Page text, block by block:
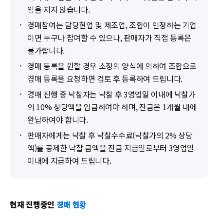
임을 지지 않습니다.
경매참여는 담당현업 및 제조업, 조합이 인정하는 기업
이면 누구나 참여할 수 있으나, 판매자가 직접 등록은
불가합니다.
경매 등록을 원할 경우 소정의 양식에 의하여 조합으로
경매 등록을 요청하면 검토 후 등록하여 드립니다.
경매 진행 중 낙찰자는 낙찰 후 3영업일 이내에 낙찰가
의 10% 상당액을 입금하여야 하며, 잔금은 1개월 내에
완납하여야 합니다.
판매자에게는 낙찰 후 낙찰수수료(낙찰가의 2% 상당
액)를 공제한 낙찰 금액을 잔금 지급일로부터 3영업일
이내에 지급하여 드립니다.
현재 진행중인 경매 현황